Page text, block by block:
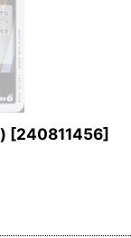
[240811456]